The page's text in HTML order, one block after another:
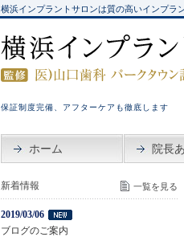
横浜インプラントサロンは質の高いインプラ
保証制度完備、アフターケアも徹底します
ホーム 院長
新着情報 一覧を見る
2019/03/06
ブログのご案内